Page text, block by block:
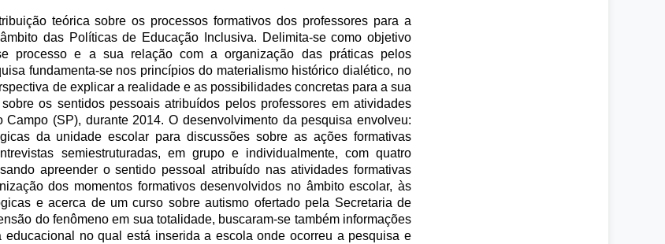
teórica sobre os processos formativos dos professores para a
das Políticas de Educação Inclusiva. Delimita-se como objetivo
processo e a sua relação com a organização das práticas pelos
fundamenta-se nos princípios do materialismo histórico dialético, no
de explicar a realidade e as possibilidades concretas para a sua
os sentidos pessoais atribuídos pelos professores em atividades
(SP), durante 2014. O desenvolvimento da pesquisa envolveu:
da unidade escolar para discussões sobre as ações formativas
semiestruturadas, em grupo e individualmente, com quatro
apreender o sentido pessoal atribuído nas atividades formativas
dos momentos formativos desenvolvidos no âmbito escolar, às
e acerca de um curso sobre autismo ofertado pela Secretaria de
do fenômeno em sua totalidade, buscaram-se também informações
no qual está inserida a escola onde ocorreu a pesquisa e